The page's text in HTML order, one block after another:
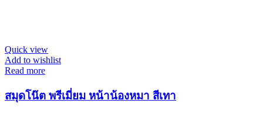
Quick view
Add to wishlist
Read more
สมุดโน๊ต พรีเมี่ยม หน้าน้องหมา สีเทา